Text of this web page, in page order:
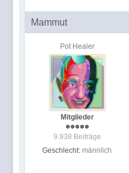
Mammut
Pot Healer
Mitglieder
9.938 Beiträge
Geschlecht: männlich